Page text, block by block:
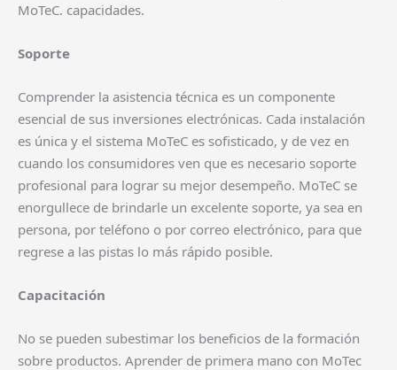
MoTeC. capacidades. ​
Soporte
Comprender la asistencia técnica es un componente
esencial de sus inversiones electrónicas. Cada instalación
es única y el sistema MoTeC es sofisticado, y de vez en
cuando los consumidores ven que es necesario soporte
profesional para lograr su mejor desempeño. MoTeC se
enorgullece de brindarle un excelente soporte, ya sea en
persona, por teléfono o por correo electrónico, para que
regrese a las pistas lo más rápido posible. ​
Capacitación
No se pueden subestimar los beneficios de la formación
sobre productos. Aprender de primera mano con MoTec